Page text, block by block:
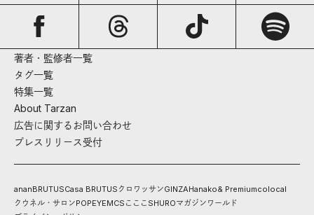
著者・監修者一覧
タグ一覧
特集一覧
About Tarzan
広告に関するお問い合わせ
プレスリリース受付
ananBRUTUSCasa BRUTUS クロワッサンGINZAHanako& Premiumcolocal
クウネル・サロンPOPEYEMCS こここ SHUROマガジンワールド